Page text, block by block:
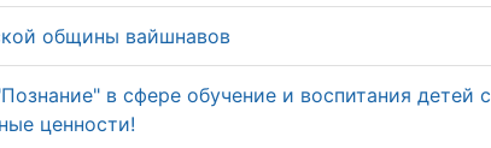
общины вайшнавов
в сфере обучение и воспитания детей с
ценности!